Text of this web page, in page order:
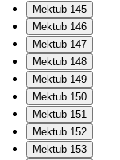
Mektub 145
Mektub 146
Mektub 147
Mektub 148
Mektub 149
Mektub 150
Mektub 151
Mektub 152
Mektub 153